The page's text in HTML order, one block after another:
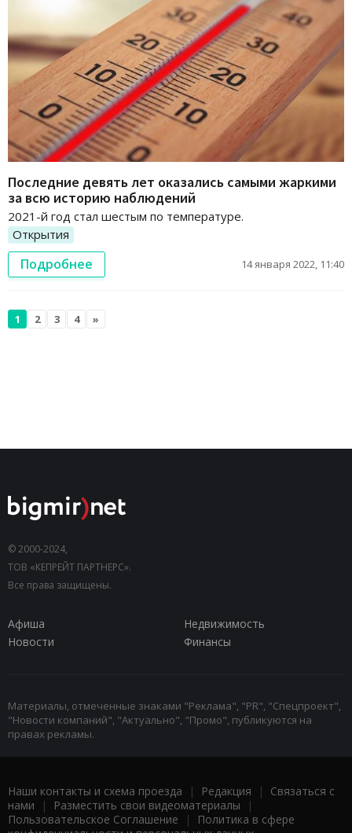
Последние девять лет оказались самыми жаркими
за всю историю наблюдений
2021-й год стал шестым по температуре.
Открытия
Подробнее 14 января 2022, 11:40
1 2 3 4 »
© 2000-2024,
ТОВ «КЕПРЕЙТ ПАРТНЕРС».
Все права защищены.
Афиша
Недвижимость
Новости
Финансы
Материалы, отмеченные знаками "Реклама", "PR", "Спецпроект",
"Новости компаний", "Актуально", "Промо", публикуются на
правах рекламы.
Наши контакты и схема проезда | Редакция | Связаться с
нами | Разместить свои видеоматериалы |
Пользовательское Соглашение |
Политика в сфере